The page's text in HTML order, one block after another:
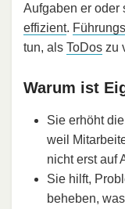
Aufgaben er oder
effizient.
tun, als ToDos zu
Warum ist
Sie erhöht
weil
nicht erst auf
Sie hilft,
beheben,